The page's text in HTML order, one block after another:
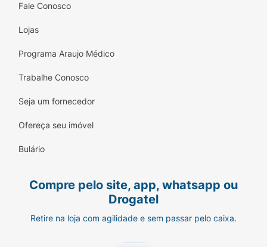
surpreendente.
Praticidade:
certo para o seu lanche ou sobremesa.
Fale Conosco
Lojas
Programa Araujo Médico
Trabalhe Conosco
Seja um fornecedor
Ofereça seu imóvel
Bulário
Compre pelo site, app, whatsapp ou
Drogatel
Retire na loja com agilidade e sem passar pelo caixa.